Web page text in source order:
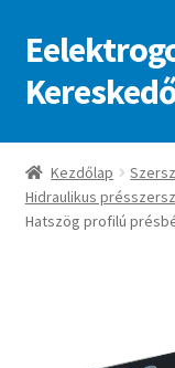
Ugrás
a
navigációhoz
Kilépés
a
tartalomba
Kezdőlap
A fiókom
Kezdőlap
Hidraulikus
Hatszög profilú